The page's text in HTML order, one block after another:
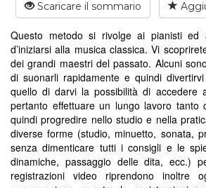
Scaricare il sommario
Questo metodo si rivolge ai pianisti ed
d’iniziarsi alla musica classica. Vi
dei grandi maestri del passato. Alcuni
di suonarli rapidamente e quindi
quello di darvi la possibilità di accedere
pertanto effettuare un lungo lavoro tanto
quindi progredire nello studio e nella
diverse forme (studio, minuetto, sonata,
senza dimenticare tutti i consigli e le
dinamiche, passaggio delle dita, ecc.)
registrazioni video riprendono inoltre